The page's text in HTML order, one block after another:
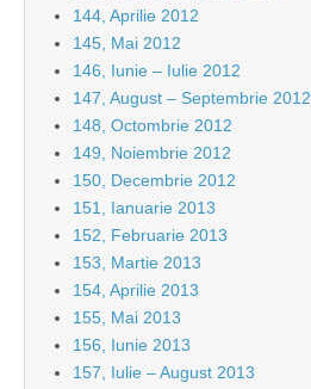
144, Aprilie 2012
145, Mai 2012
146, Iunie – Iulie 2012
147, August – Septembrie 2012
148, Octombrie 2012
149, Noiembrie 2012
150, Decembrie 2012
151, Ianuarie 2013
152, Februarie 2013
153, Martie 2013
154, Aprilie 2013
155, Mai 2013
156, Iunie 2013
157, Iulie – August 2013